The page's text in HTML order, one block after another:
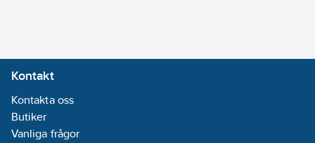
Kontakt
Kontakta oss
Butiker
Vanliga frågor